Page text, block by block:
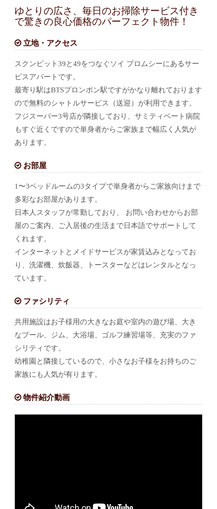
ゆとりの広さ、毎日のお掃除サービス付き
で驚きの良心価格のパーフェクト物件！
立地・アクセス
スクンビット39と49をつなぐソイ プロムシーにあるサー
ビスアパートです。
最寄り駅はBTSプロンポン駅ですがかなり離れております
ので無料のシャトルサービス（送迎）が利用できます。
フジスーパー3号店が隣接しており、サミティベート病院
もすぐ近くですので単身者からご家族まで幅広く人気が
あります。
お部屋
1〜3ベッドルームの3タイプで単身者からご家族向けまで
多彩なお部屋があります。
日本人スタッフが常勤しており、 お問い合わせからお部
屋のご案内、ご入居後の生活まで日本語でサポートして
くれます。
インターネットとメイドサービスが家賃込みとなってお
り、洗濯機、炊飯器、トースターなどはレンタルとなっ
ています。
ファシリティ
共用施設はお子様用の大きなお庭や室内の遊び場、大き
なプール、ジム、大浴場、ゴルフ練習場等、充実のファ
シリティです。
幼稚園と隣接しているので、小さなお子様をお持ちのご
家族にも人気が有ります。
物件紹介動画